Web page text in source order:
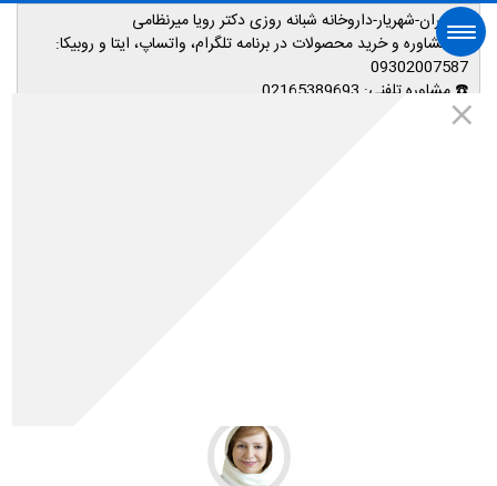
📌تهران-شهریار-داروخانه شبانه روزی دکتر رویا میرنظامی
📱مشاوره و خرید محصولات در برنامه تلگرام، واتساپ، ایتا و روبیکا:
09302007587
☎️ مشاوره تلفنی:
🌐آدرس سایت فروشگاه: